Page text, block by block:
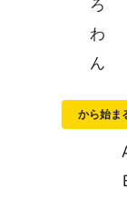
ろ
わ
ん
から始ま